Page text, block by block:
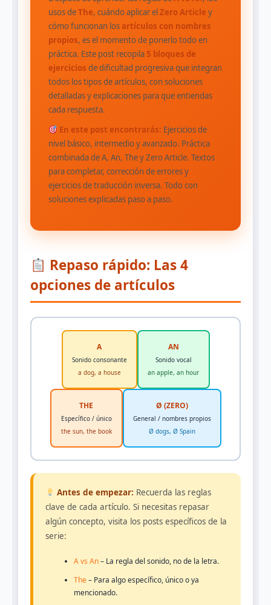
usos deThe, cuándo aplicar elZero Article y
cómo funcionan los artículos con nombres
propios, es el momento de ponerlo todo en
práctica. Este post recopila 5 bloques de
ejercicios de dificultad progresiva que integran
todos los tipos de artículos, con soluciones
detalladas y explicaciones para que entiendas
cada respuesta.
En este post encontrarás: Ejercicios de
nivel básico, intermedio y avanzado. Práctica
combinada de A, An, The y Zero Article. Textos
para completar, corrección de errores y
ejercicios de traducción inversa. Todo con
soluciones explicadas paso a paso.
Repaso rápido: Las 4
opciones de artículos
A
Sonido consonante
a dog, a house
AN
Sonido vocal
an apple, an hour
THE
Específico / único
the sun, the book
Ø (ZERO)
General / nombres propios
Ø dogs, Ø Spain
Antes de empezar: Recuerda las reglas
clave de cada artículo. Si necesitas repasar
algún concepto, visita los posts específicos de la
serie:
A vs An– La regla del sonido, no de la letra.
The– Para algo específico, único o ya
mencionado.